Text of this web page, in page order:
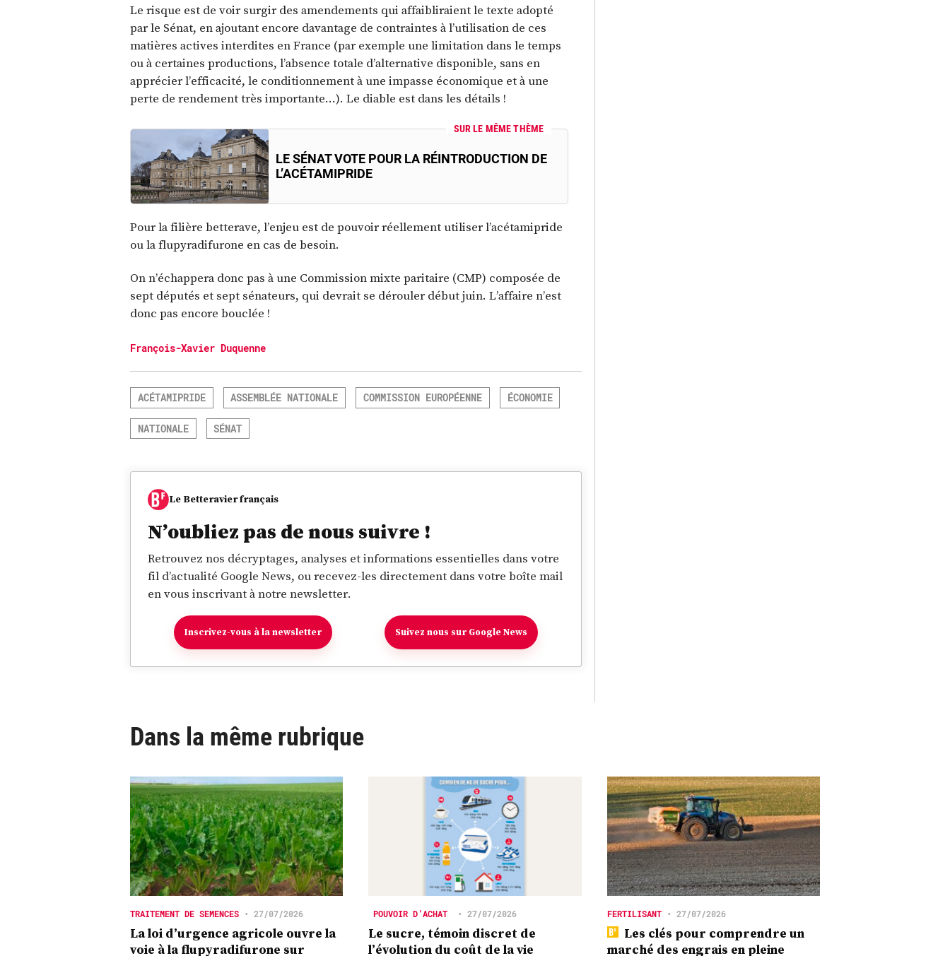
Le risque est de voir surgir des amendements qui affaibliraient le texte adopté
par le Sénat, en ajoutant encore davantage de contraintes à l’utilisation de ces
matières actives interdites en France (par exemple une limitation dans le temps
ou à certaines productions, l’absence totale d’alternative disponible, sans en
apprécier l’efficacité, le conditionnement à une impasse économique et à une
perte de rendement très importante…). Le diable est dans les détails !
SUR LE MÊME THÈME
LE SÉNAT VOTE POUR LA RÉINTRODUCTION DE
L’ACÉTAMIPRIDE
Pour la filière betterave, l’enjeu est de pouvoir réellement utiliser l’acétamipride
ou la flupyradifurone en cas de besoin.
On n’échappera donc pas à une Commission mixte paritaire (CMP) composée de
sept députés et sept sénateurs, qui devrait se dérouler début juin. L’affaire n’est
donc pas encore bouclée !
François-Xavier Duquenne
ACÉTAMIPRIDE ASSEMBLÉE NATIONALE COMMISSION EUROPÉENNE ÉCONOMIE
NATIONALE SÉNAT
Le Betteravier français
N’oubliez pas de nous suivre !
Retrouvez nos décryptages, analyses et informations essentielles dans votre
fil d’actualité Google News, ou recevez-les directement dans votre boîte mail
en vous inscrivant à notre newsletter.
Inscrivez-vous à la newsletter Suivez nous sur Google News
Dans la même rubrique
TRAITEMENT DE SEMENCES • 27/07/2026
La loi d’urgence agricole ouvre la
voie à la flupyradifurone sur
POUVOIR D’ACHAT • 27/07/2026
Le sucre, témoin discret de
l’évolution du coût de la vie
FERTILISANT • 27/07/2026
Les clés pour comprendre un
marché des engrais en pleine